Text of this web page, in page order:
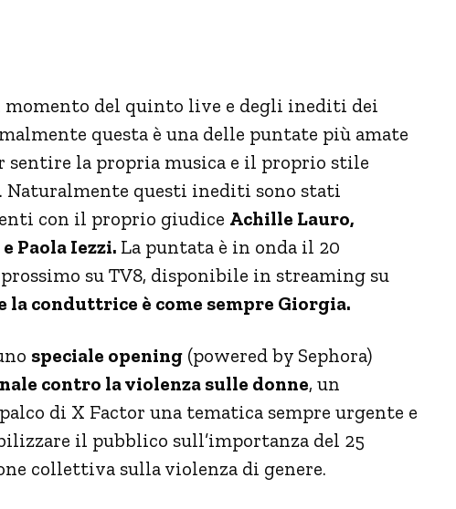
momento del quinto live e degli inediti dei
questa è una delle puntate più amate
sentire la propria musica e il proprio stile
Naturalmente questi inediti sono stati
con il proprio giudice Achille Lauro,
Paola Iezzi. La puntata è in onda il 20
su TV8, disponibile in streaming su
la conduttrice è come sempre Giorgia.
speciale opening (powered by Sephora)
contro la violenza sulle donne, un
di X Factor una tematica sempre urgente e
il pubblico sull’importanza del 25
collettiva sulla violenza di genere.